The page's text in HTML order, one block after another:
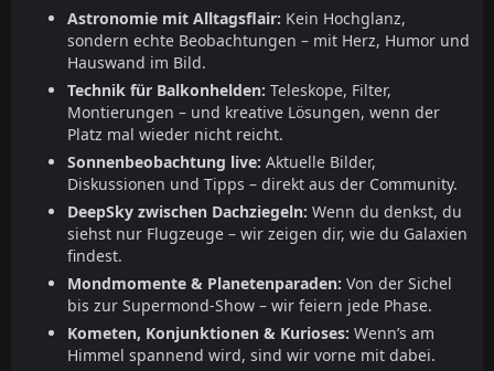
Astronomie mit Alltagsflair: Kein Hochglanz,
sondern echte Beobachtungen – mit Herz, Humor und
Hauswand im Bild.
Technik für Balkonhelden: Teleskope, Filter,
Montierungen – und kreative Lösungen, wenn der
Platz mal wieder nicht reicht.
Sonnenbeobachtung live: Aktuelle Bilder,
Diskussionen und Tipps – direkt aus der Community.
DeepSky zwischen Dachziegeln: Wenn du denkst, du
siehst nur Flugzeuge – wir zeigen dir, wie du Galaxien
findest.
Mondmomente & Planetenparaden: Von der Sichel
bis zur Supermond-Show – wir feiern jede Phase.
Kometen, Konjunktionen & Kurioses: Wenn’s am
Himmel spannend wird, sind wir vorne mit dabei.